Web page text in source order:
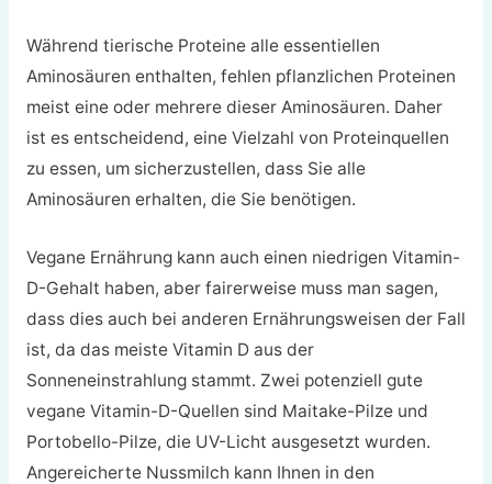
Während tierische Proteine alle essentiellen
Aminosäuren enthalten, fehlen pflanzlichen Proteinen
meist eine oder mehrere dieser Aminosäuren. Daher
ist es entscheidend, eine Vielzahl von Proteinquellen
zu essen, um sicherzustellen, dass Sie alle
Aminosäuren erhalten, die Sie benötigen.
Vegane Ernährung kann auch einen niedrigen Vitamin-
D-Gehalt haben, aber fairerweise muss man sagen,
dass dies auch bei anderen Ernährungsweisen der Fall
ist, da das meiste Vitamin D aus der
Sonneneinstrahlung stammt. Zwei potenziell gute
vegane Vitamin-D-Quellen sind Maitake-Pilze und
Portobello-Pilze, die UV-Licht ausgesetzt wurden.
Angereicherte Nussmilch kann Ihnen in den